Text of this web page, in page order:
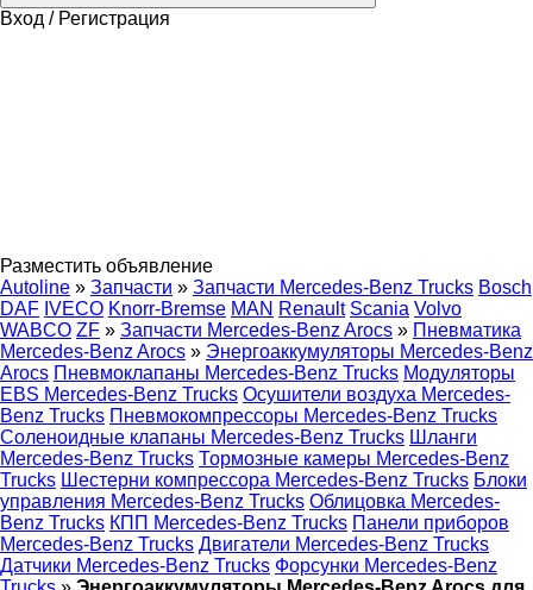
Вход / Регистрация
Разместить объявление
Autoline » Запчасти » Запчасти Mercedes-Benz Trucks Bosch
DAF IVECO Knorr-Bremse MAN Renault Scania Volvo
WABCO ZF » Запчасти Mercedes-Benz Arocs » Пневматика
Mercedes-Benz Arocs » Энергоаккумуляторы Mercedes-Benz
Arocs Пневмоклапаны Mercedes-Benz Trucks Модуляторы
EBS Mercedes-Benz Trucks Осушители воздуха Mercedes-
Benz Trucks Пневмокомпрессоры Mercedes-Benz Trucks
Соленоидные клапаны Mercedes-Benz Trucks Шланги
Mercedes-Benz Trucks Тормозные камеры Mercedes-Benz
Trucks Шестерни компрессора Mercedes-Benz Trucks Блоки
управления Mercedes-Benz Trucks Облицовка Mercedes-
Benz Trucks КПП Mercedes-Benz Trucks Панели приборов
Mercedes-Benz Trucks Двигатели Mercedes-Benz Trucks
Датчики Mercedes-Benz Trucks Форсунки Mercedes-Benz